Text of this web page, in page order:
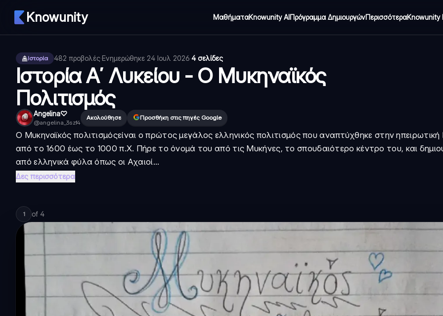
Knowunity ΜαθήματαKnowunity AIΠρόγραμμα ΔημιουργώνΠερισσότεραKnowunity
Ιστορία 482 προβολές·Ενημερώθηκε 24 Ιουλ 2026·4 σελίδες
Ιστορία Α΄ Λυκείου - Ο Μυκηναϊκός
Πολιτισμός
Angelina♡
@angelina_3szf4
Ακολούθησε Προσθήκη στις πηγές Google
Ο Μυκηναϊκός πολιτισμόςείναι ο πρώτος μεγάλος ελληνικός πολιτισμός που αναπτύχθηκε στην
από το 1600 έως το 1000 π.Χ. Πήρε το όνομά του από τις Μυκήνες, το σπουδαιότερο κέντρο του, και
από ελληνικά φύλα όπως οι Αχαιοί...
Δες περισσότερα
1 of 4